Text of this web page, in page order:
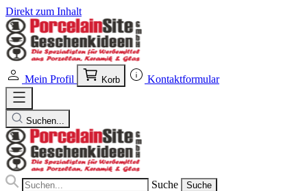
Direkt zum Inhalt
Mein Profil Korb Kontaktformular
Suchen...
Suche Suche